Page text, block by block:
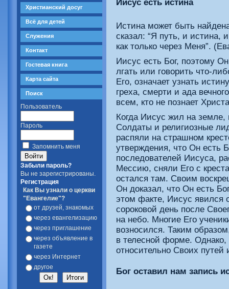
Христианский досуг
Всё для детей
Служения
Контакт
Гостевая книга
Карта сайта
Поиск
Пользователь
Пароль
Запомнить меня
Забыли пароль?
Вы не зарегистрированы.
Регистрация
Как Вы узнали о церкви
"Евангелие"?
от друзей, знакомых
через евангелизацию
через приглашение
через объявление в
газете
через Интернет
другое
Иисус есть истина
Истина может быть
сказал: “Я путь, и истина,
как только через Меня”.
Иисус есть Бог, поэтому
лгать или говорить что-
Его, означает узнать
греха, смерти и ада
всем, кто не познает
Когда Иисус жил на земле,
Солдаты и религиозные
распяли на страшном
утверждения, что Он есть
последователей Иисуса,
Мессию, сняли Его с
остался там. Своим
Он доказал, что Он есть
этом факте, Иисус явился
сороковой день после
на небо. Многие Его
возносился. Таким
в телесной форме.
относительно Своих путей
Бог оставил нам запись